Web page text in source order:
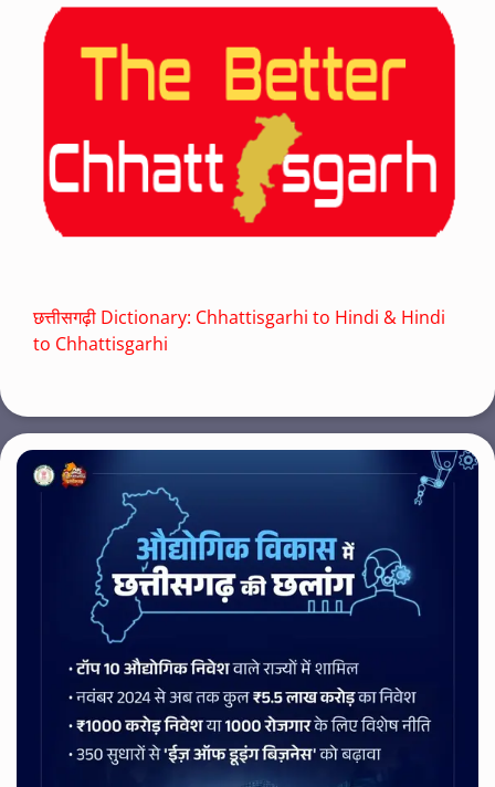
छत्तीसगढ़ी Dictionary: Chhattisgarhi to Hindi & Hindi
to Chhattisgarhi